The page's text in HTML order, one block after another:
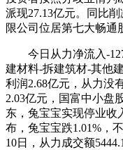
派现27.13亿元。同比
限公司位居第七大畅通
今日从力净流入-
建材料-拆建筑材-其他
利润2.68亿元，从力没
2.03亿元，国富中小盘
东，兔宝宝实现停业收
布，兔宝宝跌1.01%，
10日，从力成交额